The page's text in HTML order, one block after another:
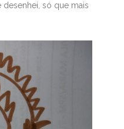
desenhei, só que mais